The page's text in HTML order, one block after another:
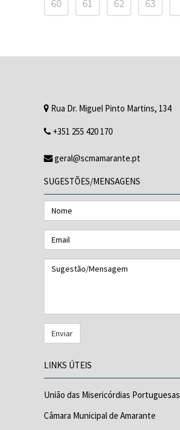
60
61 62 63
Rua Dr. Miguel Pinto Martins, 134
+351 255 420 170
geral@scmamarante.pt
SUGESTÕES/MENSAGENS
Nome
Email
Sugestão/Mensagem
LINKS ÚTEIS
União das Misericórdias Portuguesas
Câmara Municipal de Amarante